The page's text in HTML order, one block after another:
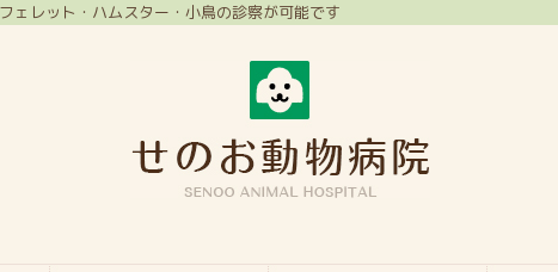
ェレット・ハムスター・小鳥の診察が可能です